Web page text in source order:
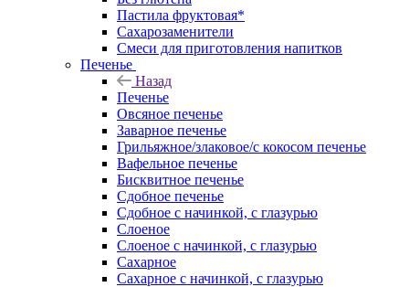
Пастила фруктовая*
Сахарозаменители
Смеси для приготовления напитков
Печенье
Назад
Печенье
Овсяное печенье
Заварное печенье
Грильяжное/злаковое/с кокосом печенье
Вафельное печенье
Бисквитное печенье
Сдобное печенье
Сдобное с начинкой, с глазурью
Слоеное
Слоеное с начинкой, с глазурью
Сахарное
Сахарное с начинкой, с глазурью